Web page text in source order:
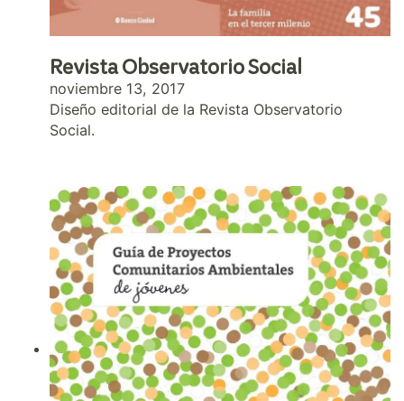
Revista Observatorio Social
noviembre 13, 2017
Diseño editorial de la Revista Observatorio
Social.